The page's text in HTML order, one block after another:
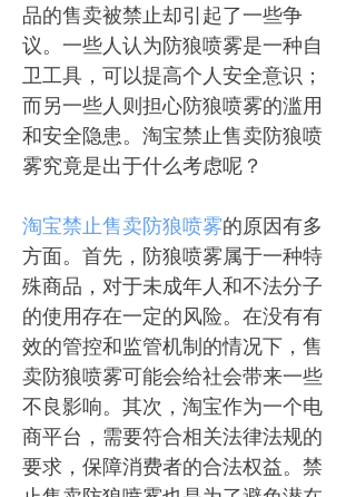
品的售卖被禁止却引起了一些争
议。一些人认为防狼喷雾是一种自
卫工具，可以提高个人安全意识；
而另一些人则担心防狼喷雾的滥用
和安全隐患。淘宝禁止售卖防狼喷
雾究竟是出于什么考虑呢？
淘宝禁止售卖防狼喷雾的原因有多
方面。首先，防狼喷雾属于一种特
殊商品，对于未成年人和不法分子
的使用存在一定的风险。在没有有
效的管控和监管机制的情况下，售
卖防狼喷雾可能会给社会带来一些
不良影响。其次，淘宝作为一个电
商平台，需要符合相关法律法规的
要求，保障消费者的合法权益。禁